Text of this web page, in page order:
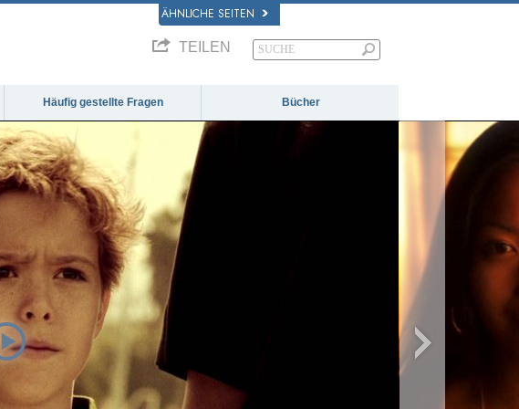
ÄHNLICHE SEITEN
TEILEN
Häufig gestellte Fragen Bücher